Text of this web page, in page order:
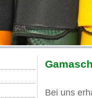
Bei uns